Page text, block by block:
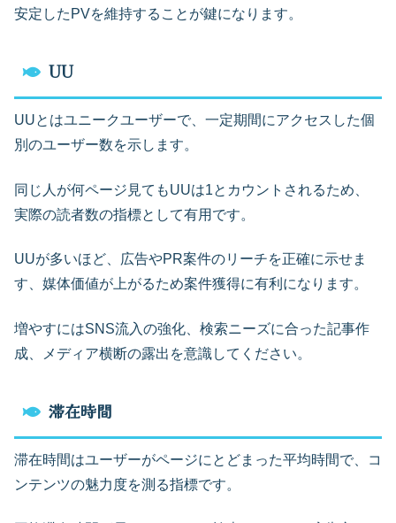
安定したPVを維持することが鍵になります。
UU
UUとはユニークユーザーで、一定期間にアクセスした個
別のユーザー数を示します。
同じ人が何ページ見てもUUは1とカウントされるため、
実際の読者数の指標として有用です。
UUが多いほど、広告やPR案件のリーチを正確に示せま
す、媒体価値が上がるため案件獲得に有利になります。
増やすにはSNS流入の強化、検索ニーズに合った記事作
成、メディア横断の露出を意識してください。
滞在時間
滞在時間はユーザーがページにとどまった平均時間で、コ
ンテンツの魅力度を測る指標です。